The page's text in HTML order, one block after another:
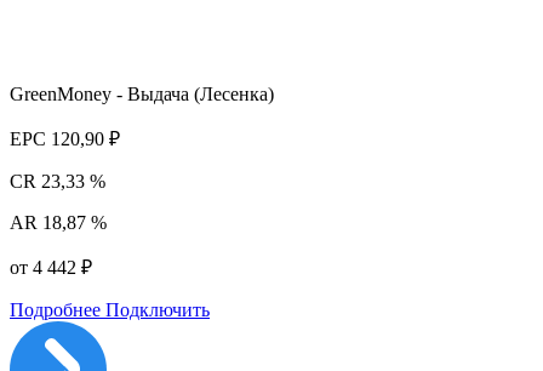
GreenMoney - Выдача (Лесенка)
EPC 120,90 ₽
CR 23,33 %
AR 18,87 %
от 4 442 ₽
Подробнее Подключить